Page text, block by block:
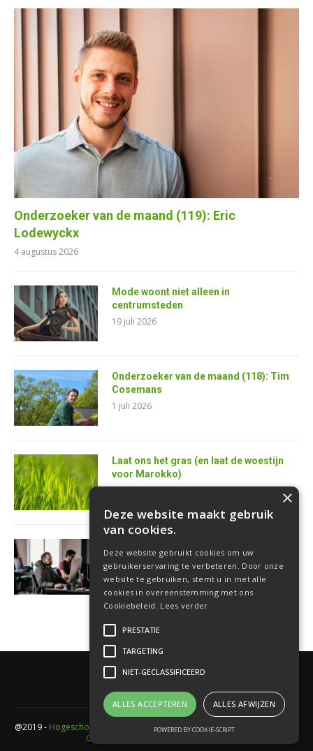
Onderzoeker van de maand (119): Eric
Lodewyckx
4 augustus 2026
Mode woont niet alleen in
centrumsteden
19 juli 2026
Onderzoeker van de maand (118): Tim
Cosemans
1 juli 2026
Laat ons het gras (en laat de woestijn
voor Marokko)
25 juni 2026
softwareontwikkelaar
18 juni 2026
@2019 - Hogeschool PXL
- Elfde-liniestraat 24 Gebouw A , 3500 Hasselt -
Cookieverklaring
×
Deze website maakt gebruik
van cookies.
Deze website gebruikt cookies om uw
gebruikerservaring te verbeteren. Door onze
website te gebruiken, stemt u in met alle
cookies in overeenstemming met ons
Cookiebeleid. Lees verder
PRESTATIE
TARGETING
NIET-GECLASSIFICEERD
ALLES ACCEPTEREN ALLES AFWIJZEN
POWERED BY COOKIE-SCRIPT